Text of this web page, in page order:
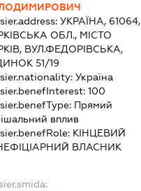
УКРАЇНА, 61064,
ОБЛ., МІСТО
ВУЛ.ФЕДОРІВСЬКА,
51/19
Україна
100
Прямий
вплив
КІНЦЕВИЙ
ВЛАСНИК